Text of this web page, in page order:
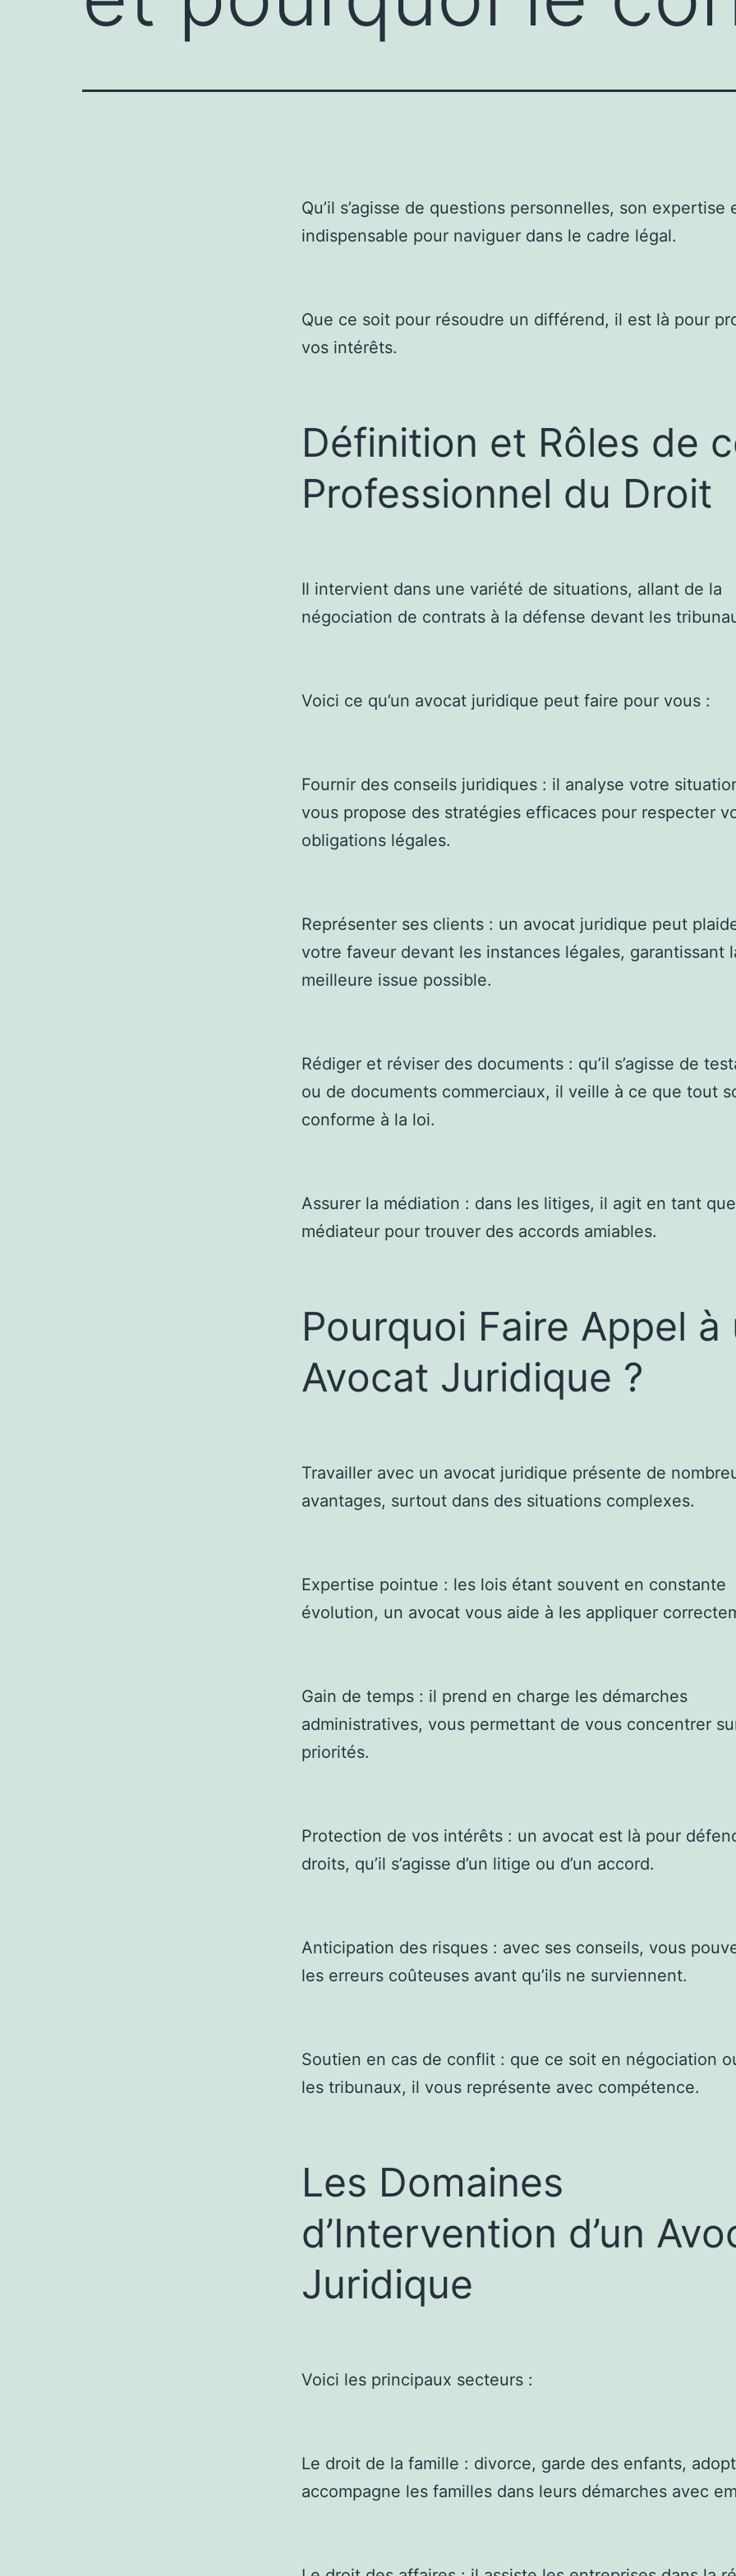
Qu’il s’agisse de questions personnelles, son expertise
indispensable pour naviguer dans le cadre légal.
Que ce soit pour résoudre un différend, il est là pour
vos intérêts.
Définition et Rôles de
Professionnel du Droit
Il intervient dans une variété de situations, allant de la
négociation de contrats à la défense devant les
Voici ce qu’un avocat juridique peut faire pour vous :
Fournir des conseils juridiques : il analyse votre
vous propose des stratégies efficaces pour respecter
obligations légales.
Représenter ses clients : un avocat juridique peut
votre faveur devant les instances légales, garantissant
meilleure issue possible.
Rédiger et réviser des documents : qu’il s’agisse de
ou de documents commerciaux, il veille à ce que tout
conforme à la loi.
Assurer la médiation : dans les litiges, il agit en tant que
médiateur pour trouver des accords amiables.
Pourquoi Faire Appel à
Avocat Juridique ?
Travailler avec un avocat juridique présente de
avantages, surtout dans des situations complexes.
Expertise pointue : les lois étant souvent en constante
évolution, un avocat vous aide à les appliquer
Gain de temps : il prend en charge les démarches
administratives, vous permettant de vous concentrer
priorités.
Protection de vos intérêts : un avocat est là pour
droits, qu’il s’agisse d’un litige ou d’un accord.
Anticipation des risques : avec ses conseils, vous
les erreurs coûteuses avant qu’ils ne surviennent.
Soutien en cas de conflit : que ce soit en négociation
les tribunaux, il vous représente avec compétence.
Les Domaines
d’Intervention d’un
Juridique
Voici les principaux secteurs :
Le droit de la famille : divorce, garde des enfants,
accompagne les familles dans leurs démarches avec